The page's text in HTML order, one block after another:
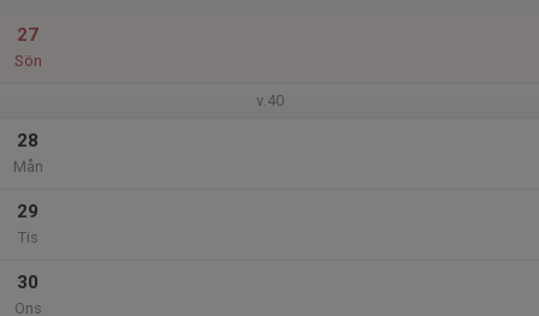
27
Sön
v.40
28
Mån
29
Tis
30
Ons